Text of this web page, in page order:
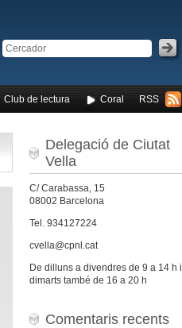
RSS
Club de lectura Coral
Delegació de Ciutat
Vella
C/ Carabassa, 15
08002 Barcelona
Tel. 934127224
cvella@cpnl.cat
De dilluns a divendres de 9 a 14 h i
dimarts també de 16 a 20 h
Comentaris recents